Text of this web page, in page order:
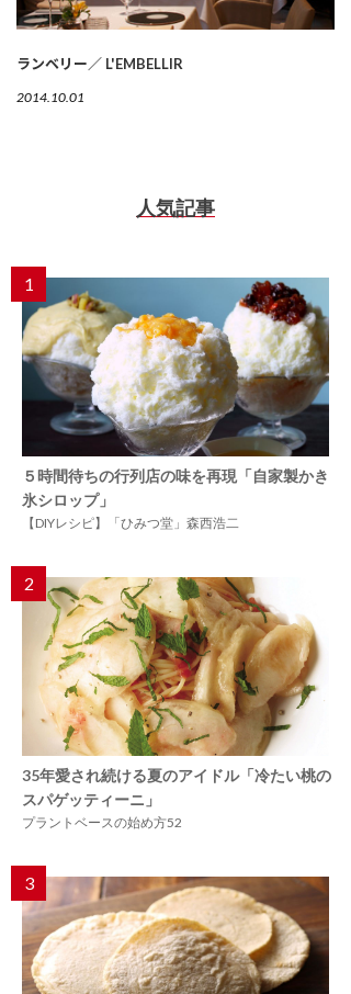
ランベリー／ L'EMBELLIR
2014.10.01
人気記事
1
５時間待ちの行列店の味を再現「自家製かき
氷シロップ」
【DIYレシピ】「ひみつ堂」森西浩二
2
35年愛され続ける夏のアイドル「冷たい桃の
スパゲッティーニ」
プラントベースの始め方52
3